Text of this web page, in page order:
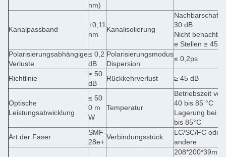
nm)
Kanalpassband
±0,11
nm
Kanalisolierung
Nachbarschaft ≥
30 dB
Nicht
e Stellen ≥ 45
Polarisierungsabhängige
Verluste
≤ 0,2
dB
Polarisierungsmodus
Dispersion
≤ 0,2ps
Richtlinie
≥ 50
dB
Rückkehrverlust ≥ 45 dB
Optische
Leistungsabwicklung
≤ 50
0 m
W
Temperatur
Betriebszeit
40 bis 85 °C
Lagerung bei -
bis 85°C
Art der Faser
SMF-
28e+
Verbindungsstück
LC/SC/FC oder
andere
208*200*39mm